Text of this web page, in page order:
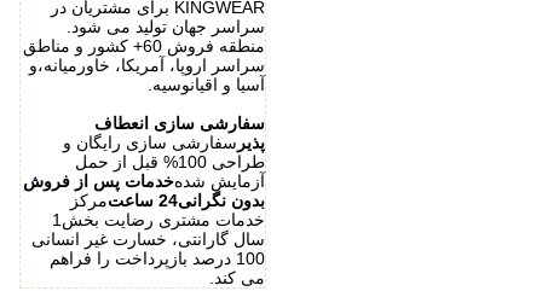
آسیا و اقیانوسیه.
پذیر
آزمایش شده
بدون نگرانی24 ساعت
می کند.